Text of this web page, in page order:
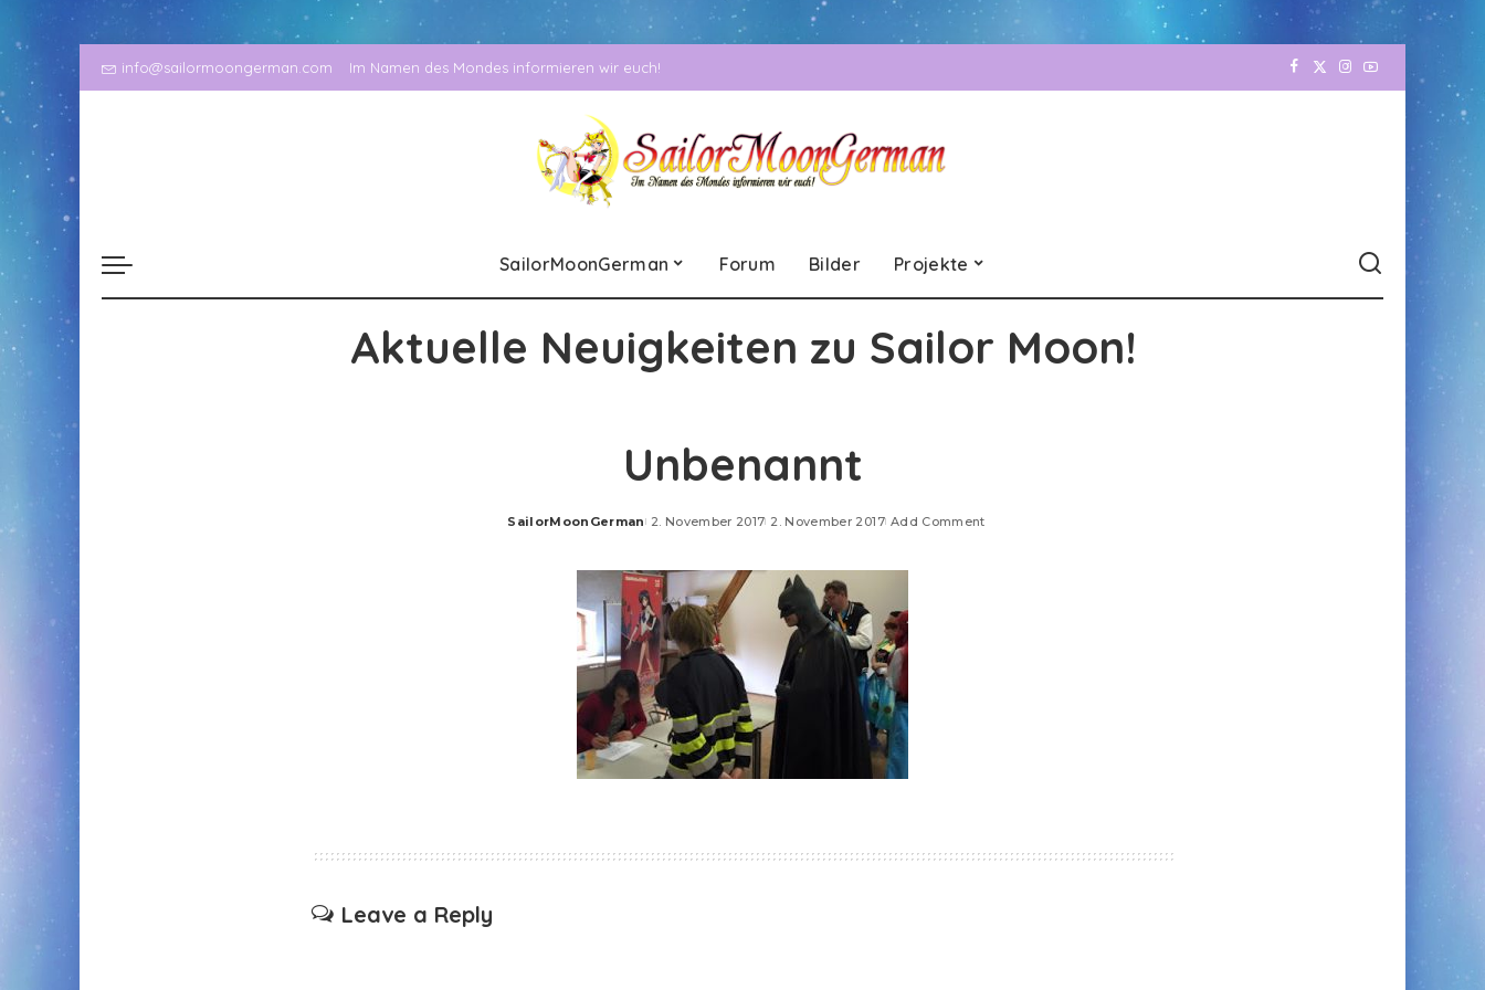
info@sailormoongerman.com Im Namen des Mondes informieren wir euch!
SailorMoonGerman Forum Bilder Projekte
Aktuelle Neuigkeiten zu Sailor Moon!
Unbenannt
Posted
SailorMoonGerman 2. November 2017 2. November 2017 Add Comment
Leave a Reply